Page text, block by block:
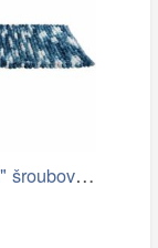
Držák pro 1/4\" šroubováky a nástrčné…